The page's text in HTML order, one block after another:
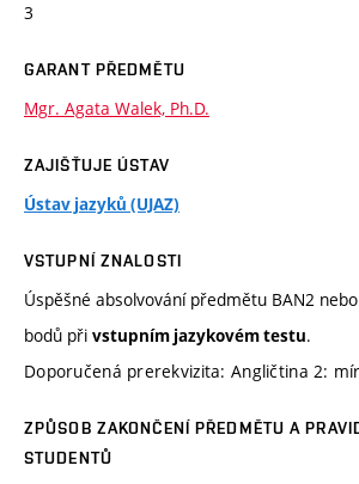
3
GARANT PŘEDMĚTU
Mgr. Agata Walek, Ph.D.
ZAJIŠŤUJE ÚSTAV
Ústav jazyků (UJAZ)
VSTUPNÍ ZNALOSTI
Úspěšné absolvování předmětu BAN2
bodů při vstupním jazykovém testu.
Doporučená prerekvizita: Angličtina 2:
ZPŮSOB ZAKONČENÍ PŘEDMĚTU A
STUDENTŮ